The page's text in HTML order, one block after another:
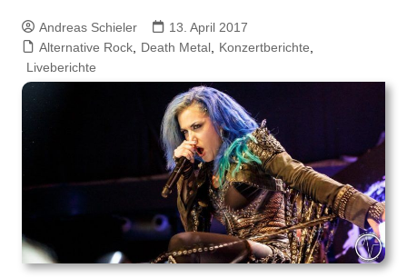
Andreas Schieler
13. April 2017
Alternative Rock, Death Metal, Konzertberichte
Liveberichte